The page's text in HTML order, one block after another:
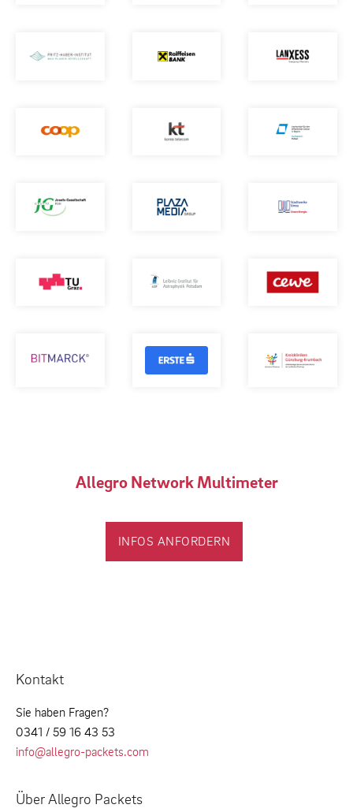
Allegro Network Multimeter
INFOS ANFORDERN
Kontakt
Sie haben Fragen?
0341 / 59 16 43 53
info@allegro-packets.com
Über Allegro Packets